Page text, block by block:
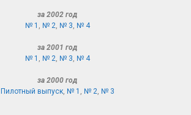
за 2002 год
№ 1
№ 2 № 3 № 4
за 2001 год
№ 1
№ 2 № 3 № 4
за 2000 год
Пилотный выпуск, № 1 № 2 № 3